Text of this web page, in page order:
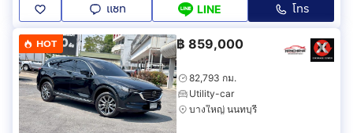
แชท LINE โทร
HOT ฿ 859,000
82,793 กม.
Utility-car
บางใหญ่ นนทบุรี